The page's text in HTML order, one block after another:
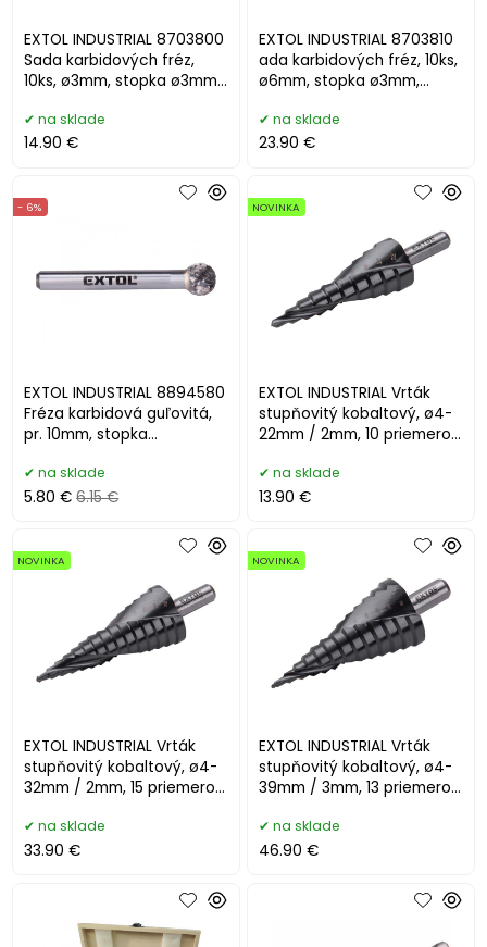
EXTOL INDUSTRIAL 8703800
Sada karbidových fréz,
10ks, ø3mm, stopka ø3mm,
na sklade
14.90 €
EXTOL INDUSTRIAL 8703810
ada karbidových fréz, 10ks,
ø6mm, stopka ø3mm,
na sklade
23.90 €
EXTOL INDUSTRIAL 8894580
Fréza karbidová guľovitá,
pr. 10mm, stopka
- 6%
na sklade
5.80 € 6.15 €
EXTOL INDUSTRIAL Vrták
stupňovitý kobaltový, ø4-
22mm / 2mm, 10 priemerov
NOVINKA
na sklade
13.90 €
EXTOL INDUSTRIAL Vrták
stupňovitý kobaltový, ø4-
32mm / 2mm, 15 priemerov
NOVINKA
na sklade
33.90 €
EXTOL INDUSTRIAL Vrták
stupňovitý kobaltový, ø4-
39mm / 3mm, 13 priemerov
NOVINKA
na sklade
46.90 €